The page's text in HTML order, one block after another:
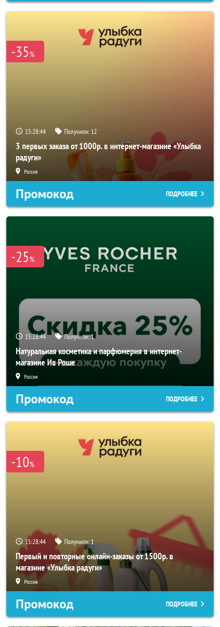
-35%
15:28:42 Получили: 12
3 первых заказа от 1000р. в интернет-магазине «Улыбка
радуги»
Россия
Промокод ПОДРОБНЕЕ
-25%
15:28:42 Получили:1
Натуральная косметика и парфюмерия в интернет-
магазине Ив Роше
Россия
Промокод ПОДРОБНЕЕ
-10%
15:28:42 Получили:1
Первый и повторные онлайн-заказы от 1500р. в
магазине «Улыбка радуги»
Россия
Промокод ПОДРОБНЕЕ